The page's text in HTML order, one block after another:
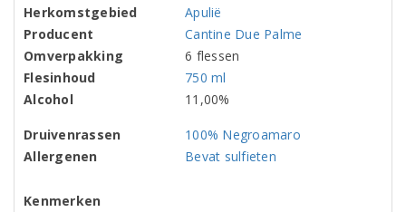
Herkomstgebied
Apulië
Producent
Cantine Due Palme
Omverpakking
6 flessen
Flesinhoud
750 ml
Alcohol
11,00%
Druivenrassen
100% Negroamaro
Allergenen
Bevat sulfieten
Kenmerken